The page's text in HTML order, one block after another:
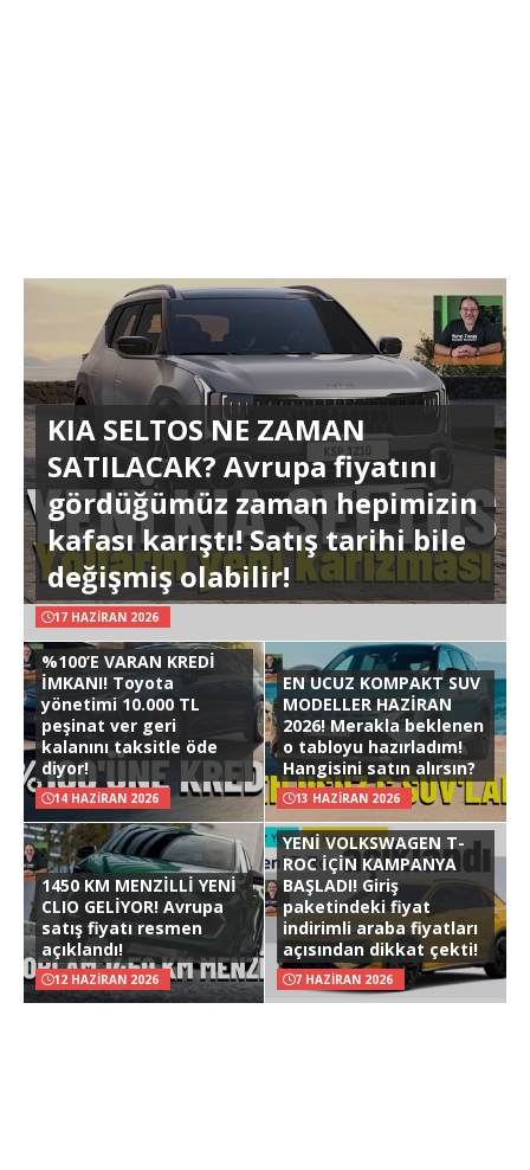
KIA SELTOS NE ZAMAN
SATILACAK? Avrupa fiyatını
gördüğümüz zaman hepimizin
kafası karıştı! Satış tarihi bile
değişmiş olabilir!
17 HAZIRAN 2026
%100’E VARAN KREDİ
İMKANI! Toyota
yönetimi 10.000 TL
peşinat ver geri
kalanını taksitle öde
diyor!
14 HAZIRAN 2026
EN UCUZ KOMPAKT SUV
MODELLER HAZİRAN
2026! Merakla beklenen
o tabloyu hazırladım!
Hangisini satın alırsın?
13 HAZIRAN 2026
1450 KM MENZİLLİ YENİ
CLIO GELİYOR! Avrupa
satış fiyatı resmen
açıklandı!
12 HAZIRAN 2026
YENİ VOLKSWAGEN T-
ROC İÇİN KAMPANYA
BAŞLADI! Giriş
paketindeki fiyat
indirimli araba fiyatları
açısından dikkat çekti!
7 HAZIRAN 2026